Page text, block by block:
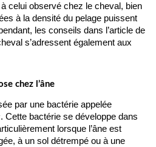
celui observé chez le cheval, bien
à la densité du pelage puissent
les conseils dans l’article de
s’adressent également aux
chez l’âne
. Cette bactérie se développe dans
lorsque l’âne est
à un sol détrempé ou à une